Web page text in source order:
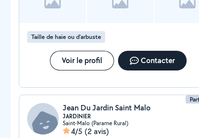
Taille de haie ou d'arbuste
Voir le profil Contacter
Jean Du Jardin Saint Malo
JARDINIER
Saint-Malo (Parame Rural)
4/5 (2 avis)